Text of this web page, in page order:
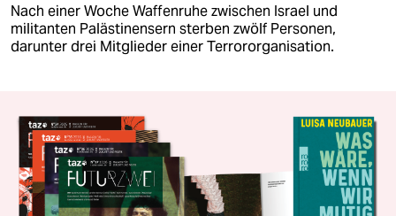
Nach einer Woche Waffenruhe zwischen Israel und
militanten Palästinensern sterben zwölf Personen,
darunter drei Mitglieder einer Terrororganisation.